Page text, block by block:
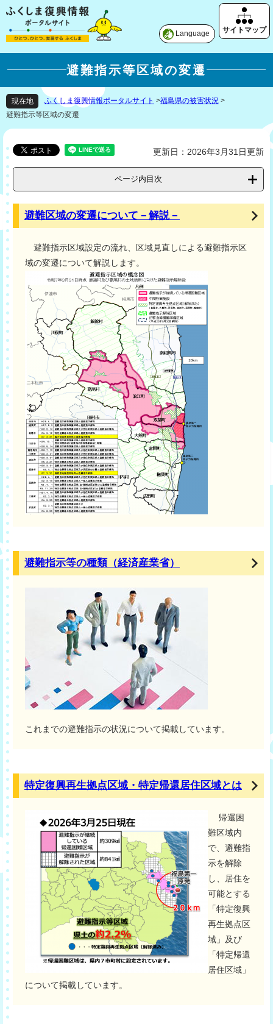
Language
避難指示等区域の変遷
現在地 ふくしま復興情報ポータルサイト >福島県の被害状況 >
避難指示等区域の変遷
更新日：2026年3月31日更新
ページ内目次
避難区域の変遷について－解説－
避難指示区域設定の流れ、区域見直しによる避難指示区
域の変遷について解説します。​
避難指示等の種類（経済産業省）
これまでの避難指示の状況について掲載しています。
特定復興再生拠点区域・特定帰還居住区域とは
帰還困
難区域内
で、避難指
示を解除
し、居住を
可能とする
「特定復興
再生拠点区
域」及び
「特定帰還
居住区域」
について掲載しています。